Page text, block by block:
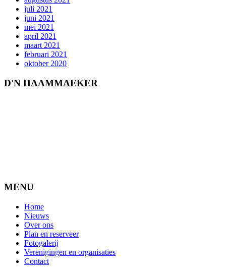
juli 2021
juni 2021
mei 2021
april 2021
maart 2021
februari 2021
oktober 2020
D'N HAAMMAEKER
MENU
Home
Nieuws
Over ons
Plan en reserveer
Fotogalerij
Verenigingen en organisaties
Contact